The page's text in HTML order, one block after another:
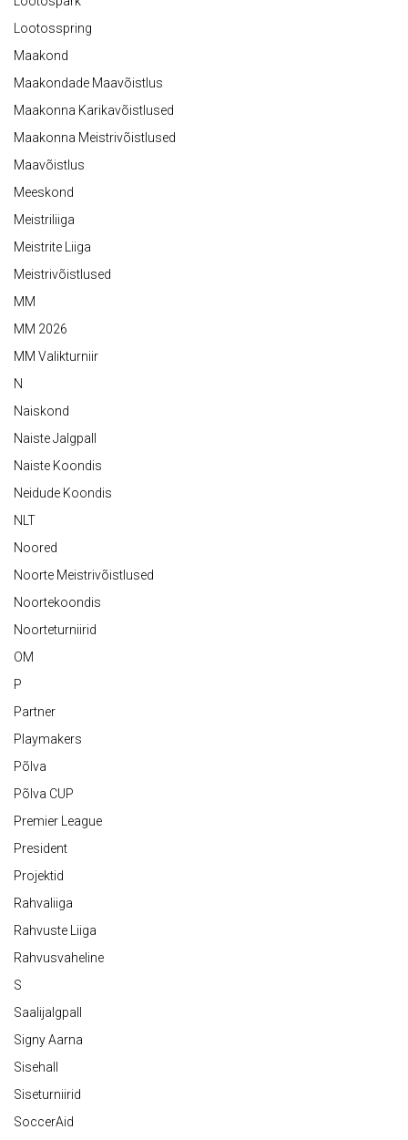
Lootosspring
Maakond
Maakondade Maavõistlus
Maakonna Karikavõistlused
Maakonna Meistrivõistlused
Maavõistlus
Meeskond
Meistriliiga
Meistrite Liiga
Meistrivõistlused
MM
MM 2026
MM Valikturniir
N
Naiskond
Naiste Jalgpall
Naiste Koondis
Neidude Koondis
NLT
Noored
Noorte Meistrivõistlused
Noortekoondis
Noorteturniirid
OM
P
Partner
Playmakers
Põlva
Põlva CUP
Premier League
President
Projektid
Rahvaliiga
Rahvuste Liiga
Rahvusvaheline
S
Saalijalgpall
Signy Aarna
Sisehall
Siseturniirid
SoccerAid